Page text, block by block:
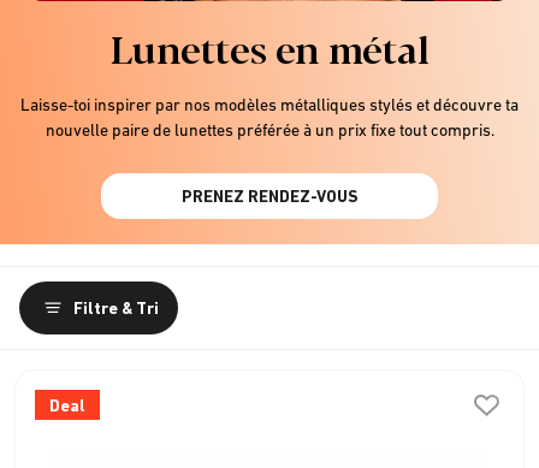
Lunettes en métal
Laisse-toi inspirer par nos modèles métalliques stylés et découvre ta
nouvelle paire de lunettes préférée à un prix fixe tout compris.
PRENEZ RENDEZ-VOUS
Filtre & Tri
Deal